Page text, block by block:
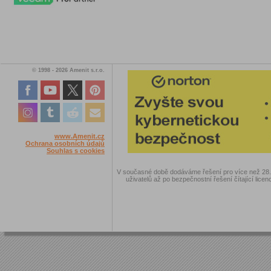
© 1998 - 2026 Amenit s.r.o.
www.Amenit.cz
Ochrana osobních údajů
Souhlas s cookies
V současné době dodáváme řešení pro více než
uživatelů až po bezpečnostní řešení čítající